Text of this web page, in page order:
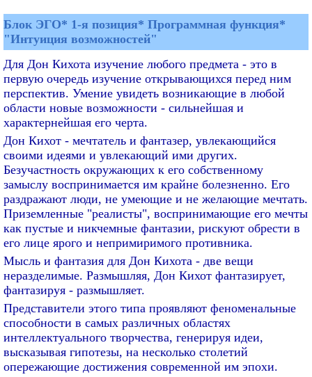
Блок ЭГО* 1-я позиция* Программная функция*
"Интуиция возможностей"
Для Дон Кихота изучение любого предмета - это в
первую очередь изучение открывающихся перед ним
перспектив. Умение увидеть возникающие в любой
области новые возможности - сильнейшая и
характернейшая его черта.
Дон Кихот - мечтатель и фантазер, увлекающийся
своими идеями и увлекающий ими других.
Безучастность окружающих к его собственному
замыслу воспринимается им крайне болезненно. Его
раздражают люди, не умеющие и не желающие мечтать.
Приземленные "реалисты", воспринимающие его мечты
как пустые и никчемные фантазии, рискуют обрести в
его лице ярого и непримиримого противника.
Мысль и фантазия для Дон Кихота - две вещи
неразделимые. Размышляя, Дон Кихот фантазирует,
фантазируя - размышляет.
Представители этого типа проявляют феноменальные
способности в самых различных областях
интеллектуального творчества, генерируя идеи,
высказывая гипотезы, на несколько столетий
опережающие достижения современной им эпохи.